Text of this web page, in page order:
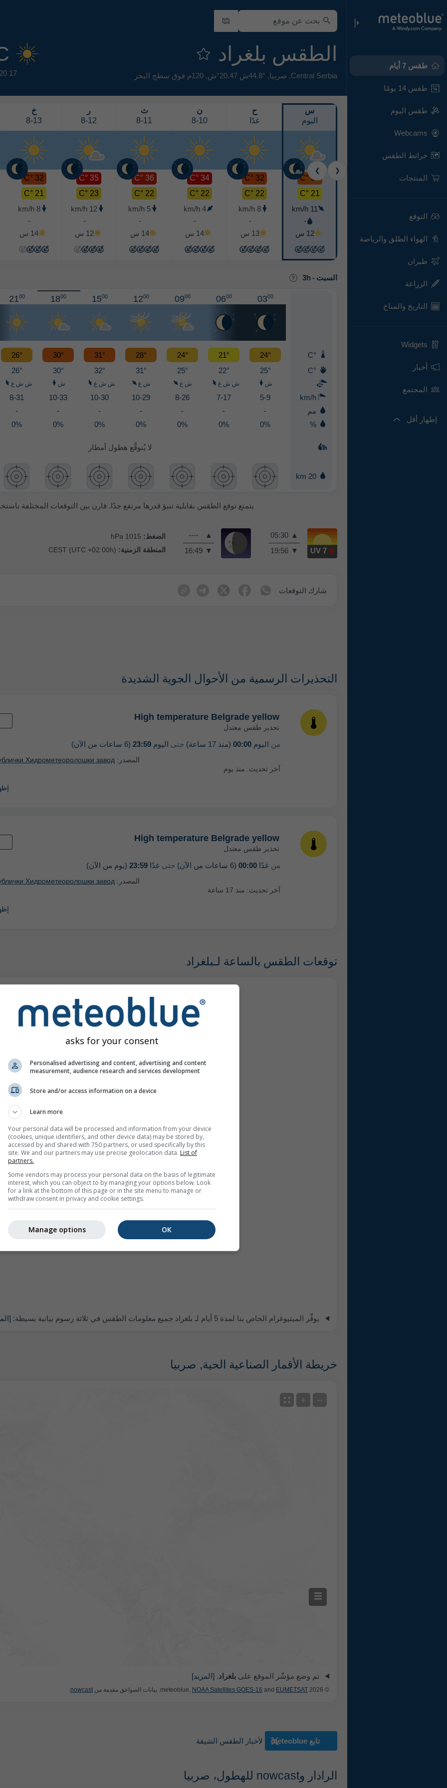
طقس 7 أيام
طقس 14 يومًا
طقس اليوم
Webcams
خرائط الطقس
المنتجات
التوقع
الهواء الطلق والرياضة
طيران
الزراعة
التاريخ والمناخ
Widgets
أخبار
المجتمع
إظهار أقل
الطقس بلغراد
Central Serbia
, صربيا, 44.8°ش 20.47°ش, 120م فوق سطح البحر 17 km/h
❮
س
اليوم
31 °C
21 °C
11 km/h
-
12 س
ح
غدًا
32 °C
22 °C
8 km/h
-
13 س
ن
8-10
34 °C
22 °C
4 km/h
-
14 س
ث
8-11
36 °C
22 °C
5 km/h
-
14 س
ر
8-12
35 °C
23 °C
12 km/h
-
12 س
خ
8-13
32 °C
21 °C
8 km/h
-
14 س
❯
السبت -
3h
0300
0600
0900
1200
1500
1800
2100
°C
24°
21°
24°
28°
31°
30°
26°
°C
25°
22°
25°
31°
32°
30°
26°
ش ش ش غ ش غ ش غ ش ش غ ش ش ش غ
km/h
5-9
7-17
8-26
10-29
10-30
10-33
8-31
مم
-
-
-
-
-
-
-
%
0%
0%
0%
0%
0%
0%
0%
لا يُتوقَّع هطول أمطار
20 km
يتمتع توقع الطقس بقابلية تنبؤ قدرها مرتفع جدًا. قارن بين التوقعات المختلفة
UV 7
▲
05:30
▼
19:56
▲
----
▼
16:49
الضغط: 1015 hPa
المنطقة الزمنية: CEST (UTC +02:00h)
شارك التوقعات
التحذيرات الرسمية من الأحوال الجوية الشديدة
High temperature Belgrade yellow
تحذير طقس معتدل
من اليوم 00:00(منذ 17 ساعة) حتى اليوم 23:59(6 ساعات من الآن)
المصدر: Хидрометеоролошки завод
آخر تحديث: منذ يوم
High temperature Belgrade yellow
تحذير طقس معتدل
من غدًا 00:00(6 ساعات من الآن) حتى غدًا 23:59(يوم من الآن)
المصدر: Хидрометеоролошки завод
آخر تحديث: منذ 17 ساعة
توقعات الطقس بالساعة لـبلغراد
يوفِّر الميتيوغرام الخاص بنا لمدة 5 أيام لـ بلغراد جميع معلومات الطقس في ثلاثة رسوم بيانية بسيطة:
خريطة الأقمار الصناعية الحية, صربيا
+ −
تم وضع مؤشّر الموقع على بلغراد. [المزيد]
© 2026 meteoblue,
NOAA Satellites GOES-16 and EUMETSAT . بيانات الصواعق مقدمة من nowcast
.
تابع meteoblue لأخبار الطقس الشيقة
الرادار وnowcast للهطول، صربيا
asks for your consent
Personalised advertising and content, advertising and content
measurement, audience research and services development
Store and/or access information on a device
Learn more
Your personal data will be processed and information from your device
(cookies, unique identifiers, and other device data) may be stored by,
accessed by and shared with 750 partners, or used specifically by this
site. We and our partners may use precise geolocation data. List of
partners.
Some vendors may process your personal data on the basis of legitimate
interest, which you can object to by managing your options below. Look
for a link at the bottom of this page or in the site menu to manage or
withdraw consent in privacy and cookie settings.
OK
Manage options